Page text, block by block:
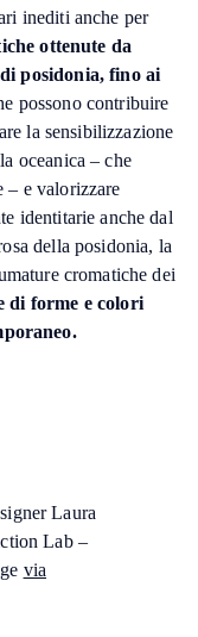
inediti anche per
ottenute da
posidonia, fino ai
possono contribuire
la sensibilizzazione
oceanica – che
– e valorizzare
identitarie anche dal
della posidonia, la
cromatiche dei
di forme e colori
Laura
Lab –
via